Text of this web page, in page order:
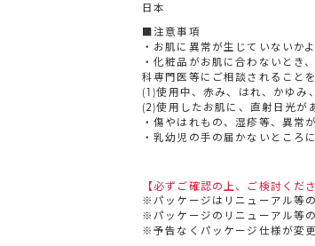
日本
■注意事項
・お肌に異常が生じていないか
・化粧品がお肌に合わないとき
科専門医等にご相談されること
(1)使用中、赤み、はれ、かゆみ
(2)使用したお肌に、直射日光が
・傷やはれもの、湿疹等、異常
・乳幼児の手の届かないところ
【必ずご確認の上、ご検討くださ
※パッケージはリニューアル等
※パッケージのリニューアル等
※予告なくパッケージ仕様が変